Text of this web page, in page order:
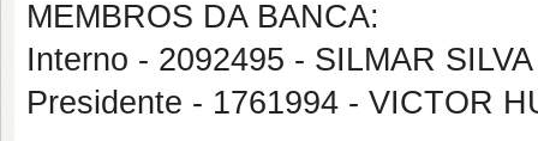
MEMBROS DA BANCA:
Interno - 2092495 - SILMAR
Presidente - 1761994 - VICTOR